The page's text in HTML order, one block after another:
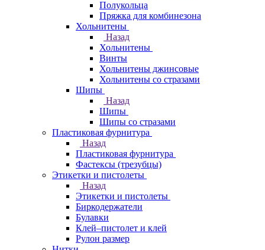
Полукольца
Пряжка для комбинезона
Хольнитены
Назад
Хольнитены
Винты
Хольнитены джинсовые
Хольнитены со стразами
Шипы
Назад
Шипы
Шипы со стразами
Пластиковая фурнитура
Назад
Пластиковая фурнитура
Фастексы (трезубцы)
Этикетки и пистолеты
Назад
Этикетки и пистолеты
Биркодержатели
Булавки
Клей–пистолет и клей
Рулон размер